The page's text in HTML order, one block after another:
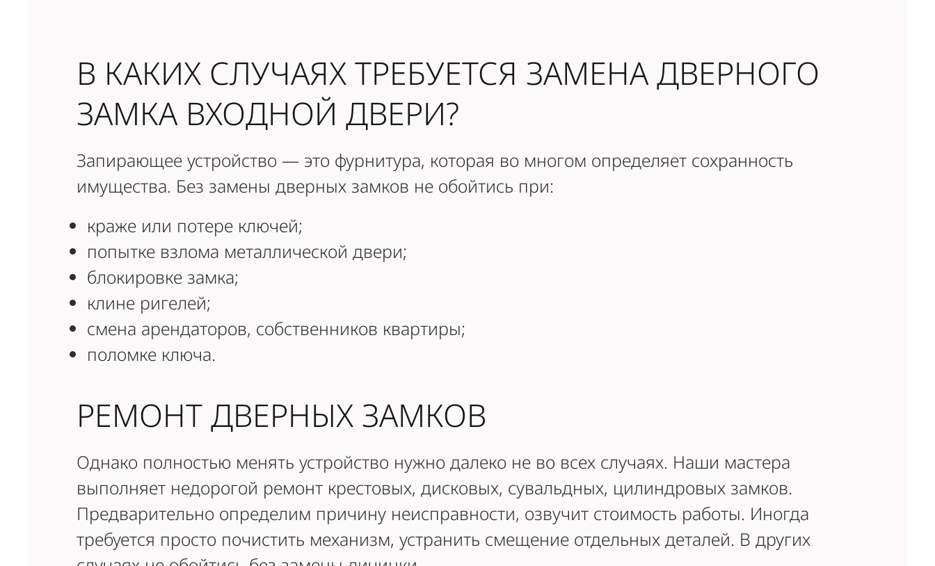
В КАКИХ СЛУЧАЯХ ТРЕБУЕТСЯ ЗАМЕНА ДВЕРНОГО
ЗАМКА ВХОДНОЙ ДВЕРИ?
Запирающее устройство — это фурнитура, которая во многом определяет сохранность
имущества. Без замены дверных замков не обойтись при:
краже или потере ключей;
попытке взлома металлической двери;
блокировке замка;
клине ригелей;
смена арендаторов, собственников квартиры;
поломке ключа.
РЕМОНТ ДВЕРНЫХ ЗАМКОВ
Однако полностью менять устройство нужно далеко не во всех случаях. Наши мастера
выполняет недорогой ремонт крестовых, дисковых, сувальдных, цилиндровых замков.
Предварительно определим причину неисправности, озвучит стоимость работы. Иногда
требуется просто почистить механизм, устранить смещение отдельных деталей. В других